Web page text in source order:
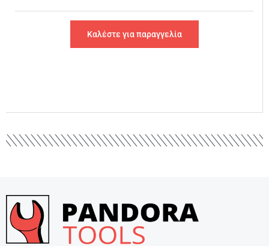
Καλέστε για παραγγελία